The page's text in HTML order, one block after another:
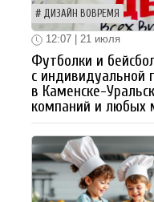
ДИЗАЙН ВОВРЕМЯ
12:07 | 21 июля
Футболки и
с индивидуальной
в Каменске-
компаний и любых